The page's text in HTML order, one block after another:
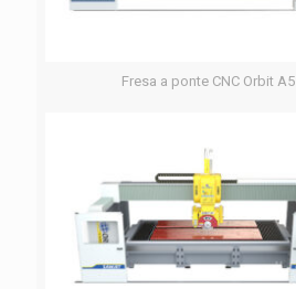
Fresa a ponte CNC Orbit A5